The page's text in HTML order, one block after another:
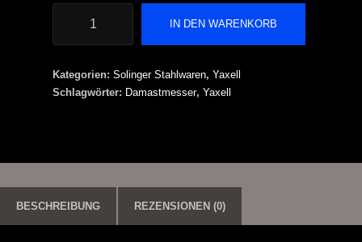
DAMASTMESSER
RAN
Kiritsuke
Messer
IN DEN WARENKORB
Kategorien: Solinger Stahlwaren, Yaxell
Schlagwörter: Damastmesser, Yaxell
BESCHREIBUNG REZENSIONEN (0)